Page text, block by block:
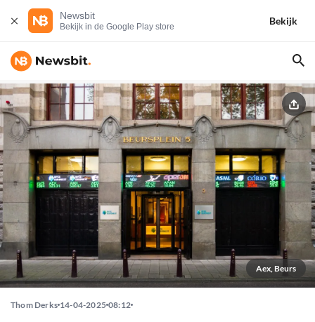
Newsbit
Bekijk in de Google Play store
Bekijk
Aex, Beurs
Thom Derks 14-04-2025 08:12